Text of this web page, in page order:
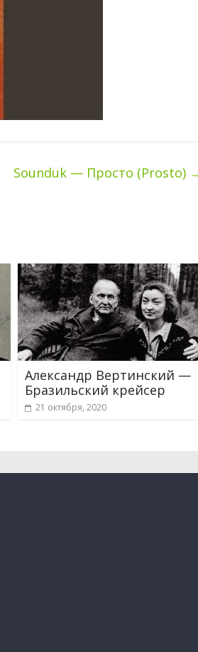
Sounduk — Просто (Prosto)
Александр Вертинский —
Бразильский крейсер
21 октября, 2020